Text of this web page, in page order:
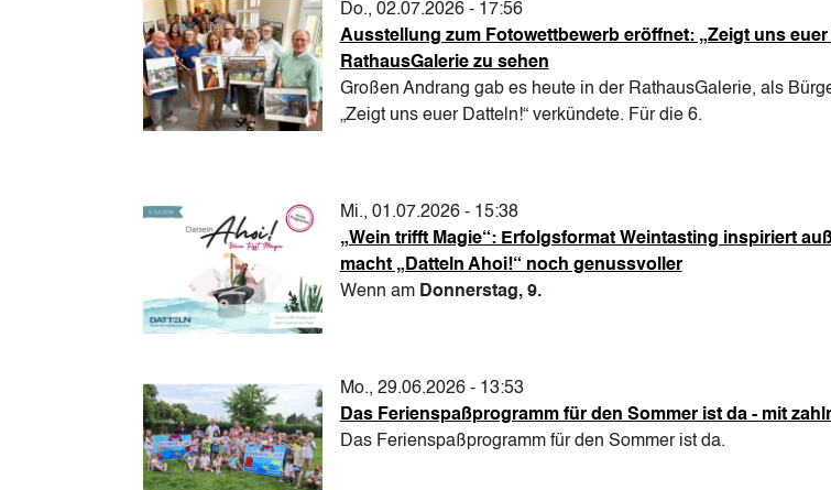
Do., 02.07.2026 - 17:56
Ausstellung zum Fotowettbewerb eröffnet: „Zeigt uns
RathausGalerie zu sehen
Großen Andrang gab es heute in der RathausGalerie, als
„Zeigt uns euer Datteln!“ verkündete. Für die 6.
Mi., 01.07.2026 - 15:38
„Wein trifft Magie“: Erfolgsformat Weintasting inspiriert
macht „Datteln Ahoi!“ noch genussvoller
Wenn am Donnerstag, 9.
Mo., 29.06.2026 - 13:53
Das Ferienspaßprogramm für den Sommer ist da - mit
Das Ferienspaßprogramm für den Sommer ist da.